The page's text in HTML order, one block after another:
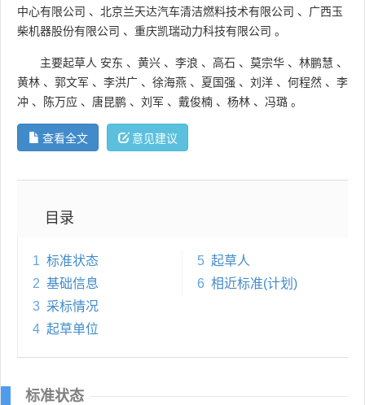
中心有限公司 、 北京兰天达汽车清洁燃料技术有限公司 、 广西玉
柴机器股份有限公司 、 重庆凯瑞动力科技有限公司 。
主要起草人 安东 、 黄兴 、 李浪 、 高石 、 莫宗华 、 林鹏慧 、
黄林 、 郭文军 、 李洪广 、 徐海燕 、 夏国强 、 刘洋 、 何程然 、 李
冲 、 陈万应 、 唐昆鹏 、 刘军 、 戴俊楠 、 杨林 、 冯璐 。
查看全文 意见建议
目录
1 标准状态
2 基础信息
3 采标情况
4 起草单位
5 起草人
6 相近标准(计划)
标准状态